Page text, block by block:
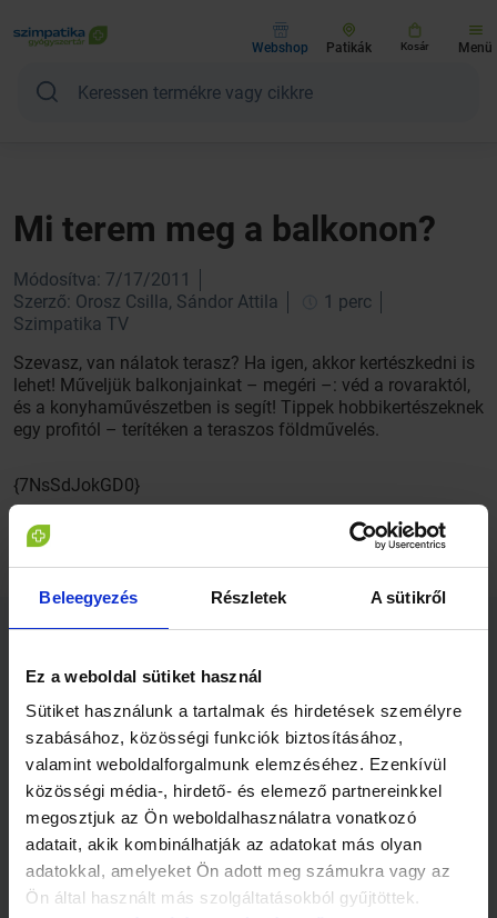
Beleegyezés Részletek A sütikről
Ez a weboldal sütiket használ
Sütiket használunk a tartalmak és hirdetések személyre
szabásához, közösségi funkciók biztosításához,
valamint weboldalforgalmunk elemzéséhez. Ezenkívül
közösségi média-, hirdető- és elemező partnereinkkel
megosztjuk az Ön weboldalhasználatra vonatkozó
adatait, akik kombinálhatják az adatokat más olyan
adatokkal, amelyeket Ön adott meg számukra vagy az
Ön által használt más szolgáltatásokból gyűjtöttek.
Webshop Patikák Kosár Menü
Mi terem meg a balkonon?
Módosítva: 7/17/2011
Szerző: Orosz Csilla, Sándor Attila
1 perc
Szimpatika TV
Szevasz, van nálatok terasz? Ha igen, akkor kertészkedni is
lehet! Műveljük balkonjainkat – megéri –: véd a rovaraktól,
és a konyhaművészetben is segít! Tippek hobbikertészeknek
egy profitól – terítéken a teraszos földművelés.
{7NsSdJokGD0}
Kapcsolódó cikkek
1 perc
Fény derült az Örök
Titokra
1 perc
Nem tudsz olvasni?